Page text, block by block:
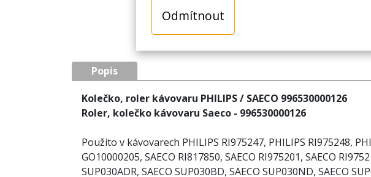
Odmítnout
Popis
Kolečko, roler kávovaru PHILIPS / SAECO 996530000126
Roler, kolečko kávovaru Saeco - 996530000126
Použito v kávovarech PHILIPS RI975247, PHILIPS RI975248,
GO10000205, SAECO RI817850, SAECO RI975201, SAECO
SUP030ADR, SAECO SUP030BD, SAECO SUP030ND, SAECO